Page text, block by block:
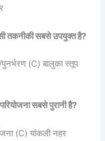
तकनीकी सबसे उपयुक्त है?
(C) बालुका स्तूप
सबसे पुरानी है?
(C) यांकली नहर